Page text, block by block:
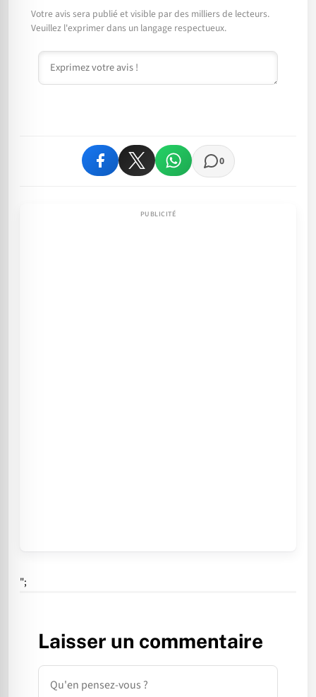
Votre avis sera publié et visible par des milliers de lecteurs.
Veuillez l'exprimer dans un langage respectueux.
Commentaire
0
";
Laisser un commentaire
Commentaire